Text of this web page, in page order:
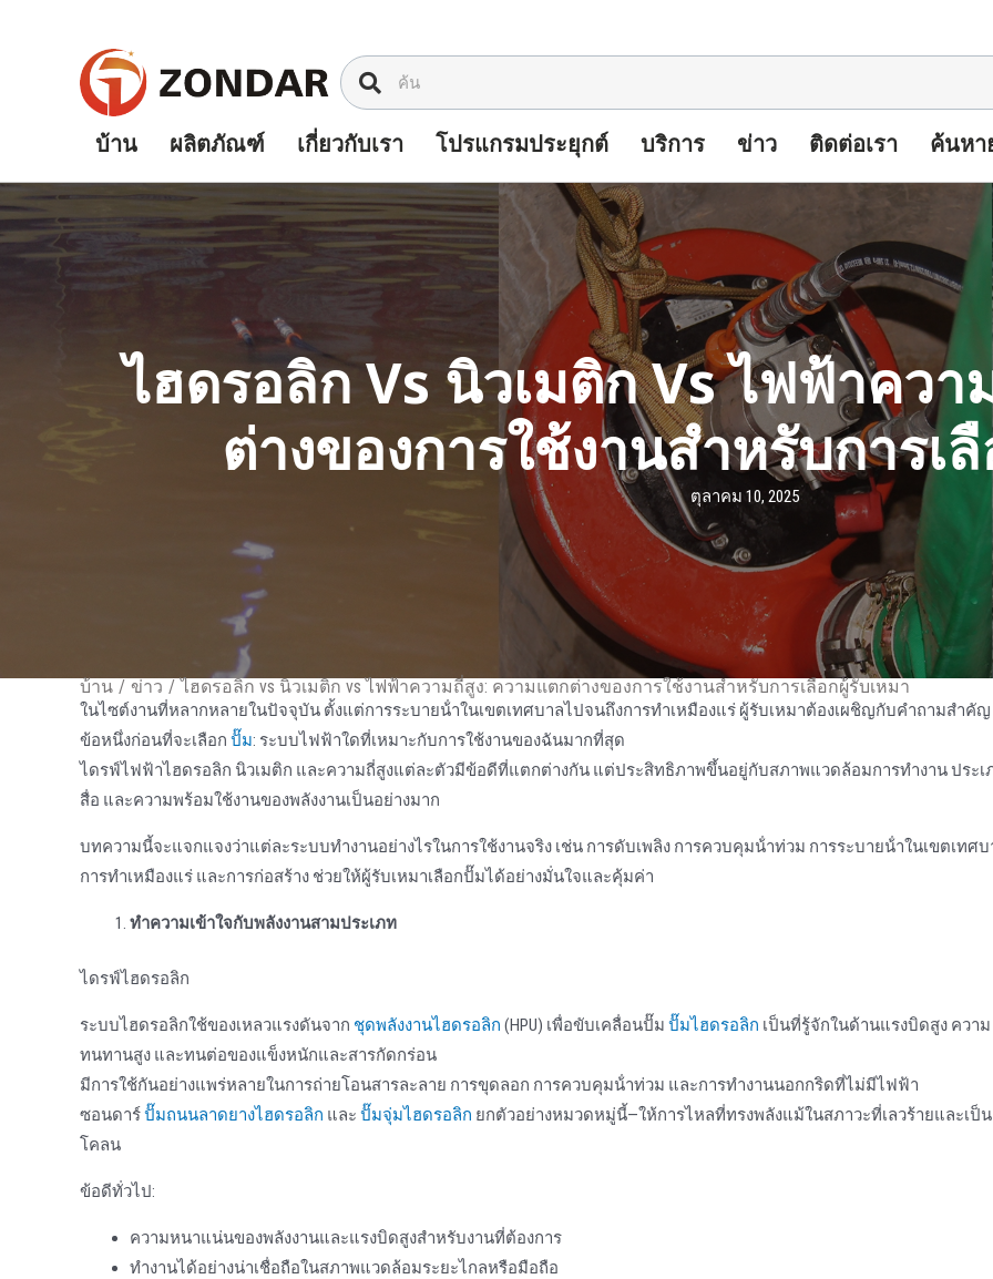
บ้าน ผลิตภัณฑ์ เกี่ยวกับเรา โปรแกรมประยุกต์ บริการ ข่าว ติดต่อเรา ค้นหา
ไฮดรอลิก Vs นิวเมติก Vs ไฟฟ้าคว
ต่างของการใช้งานสําหรับการเ
ตุลาคม 10, 2025
บ้าน / ข่าว / ไฮดรอลิก vs นิวเมติก vs ไฟฟ้าความถี่สูง: ความแตกต่างของการใช้งานสําหรับการเลือกผู้รับเหมา
ในไซต์งานที่หลากหลายในปัจจุบัน ตั้งแต่การระบายน้ําในเขตเทศบาลไปจนถึงการทําเหมืองแร่ ผู้รับเหมาต้องเผชิญกับคําถามสําคัญ
ข้อหนึ่งก่อนที่จะเลือก ปั๊ม: ระบบไฟฟ้าใดที่เหมาะกับการใช้งานของฉันมากที่สุด
ไดรฟ์ไฟฟ้าไฮดรอลิก นิวเมติก และความถี่สูงแต่ละตัวมีข้อดีที่แตกต่างกัน แต่ประสิทธิภาพขึ้นอยู่กับสภาพแวดล้อมการทํางาน ประเ
สื่อ และความพร้อมใช้งานของพลังงานเป็นอย่างมาก
บทความนี้จะแจกแจงว่าแต่ละระบบทํางานอย่างไรในการใช้งานจริง เช่น การดับเพลิง การควบคุมน้ําท่วม การระบายน้ําในเขตเทศบ
การทําเหมืองแร่ และการก่อสร้าง ช่วยให้ผู้รับเหมาเลือกปั๊มได้อย่างมั่นใจและคุ้มค่า
ทําความเข้าใจกับพลังงานสามประเภท
ไดรฟ์ไฮดรอลิก
ระบบไฮดรอลิกใช้ของเหลวแรงดันจาก ชุดพลังงานไฮดรอลิก (HPU) เพื่อขับเคลื่อนปั๊ม ปั๊มไฮดรอลิก เป็นที่รู้จักในด้านแรงบิดสูง ความ
ทนทานสูง และทนต่อของแข็งหนักและสารกัดกร่อน
มีการใช้กันอย่างแพร่หลายในการถ่ายโอนสารละลาย การขุดลอก การควบคุมน้ําท่วม และการทํางานนอกกริดที่ไม่มีไฟฟ้า
ซอนดาร์ปั๊มถนนลาดยางไฮดรอลิก และ ปั๊มจุ่มไฮดรอลิก ยกตัวอย่างหมวดหมู่นี้—ให้การไหลที่ทรงพลังแม้ในสภาวะที่เลวร้ายและเป็น
โคลน
ข้อดีทั่วไป:
ความหนาแน่นของพลังงานและแรงบิดสูงสําหรับงานที่ต้องการ
ทํางานได้อย่างน่าเชื่อถือในสภาพแวดล้อมระยะไกลหรือมือถือ